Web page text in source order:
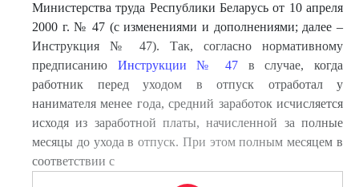
Министерства труда Республики Беларусь от 10 апреля
2000 г. № 47 (с изменениями и дополнениями; далее –
Инструкция № 47). Так, согласно нормативному
предписанию Инструкции № 47 в случае, когда
работник перед уходом в отпуск отработал у
нанимателя менее года, средний заработок исчисляется
исходя из заработной платы, начисленной за полные
месяцы до ухода в отпуск. При этом полным месяцем в
соответствии с